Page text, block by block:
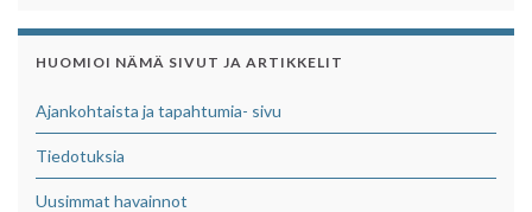
HUOMIOI NÄMÄ SIVUT JA ARTIKKELIT
Ajankohtaista ja tapahtumia- sivu
Tiedotuksia
Uusimmat havainnot